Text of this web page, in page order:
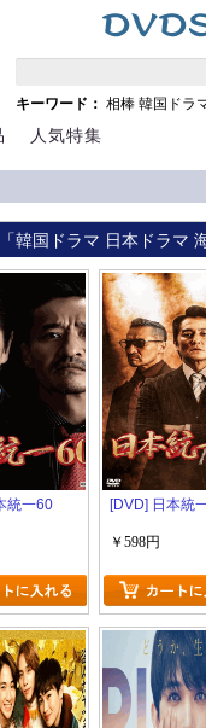
キーワード： 相棒 韓国ドラ
人気特集
韓国ドラマ 日本ドラマ
統一60 [DVD] 日本統
￥598円